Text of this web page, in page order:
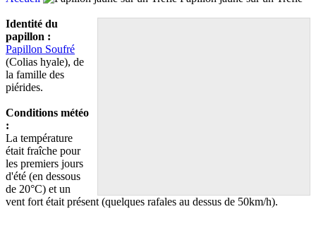
Identité du
papillon :
Papillon Soufré
(Colias hyale), de
la famille des
piérides.
Conditions météo
:
La température
était fraîche pour
les premiers jours
d'été (en dessous
de 20°C) et un
vent fort était présent (quelques rafales au dessus de 50km/h).